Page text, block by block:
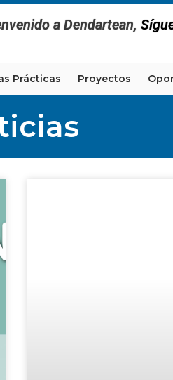
a Dendartean,
Prácticas Proyectos